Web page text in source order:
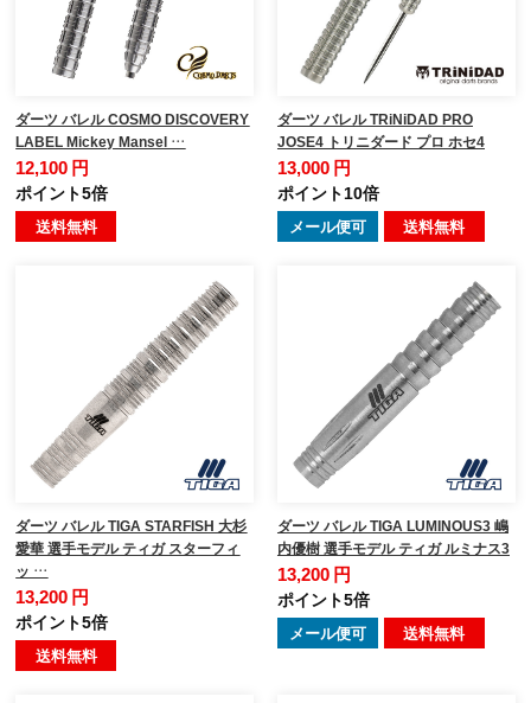
ダーツ バレル COSMO DISCOVERY
LABEL Mickey Mansel …
12,100 円
ポイント5倍
送料無料
ダーツ バレル TRiNiDAD PRO
JOSE4 トリニダード プロ ホセ4
13,000 円
ポイント10倍
メール便可 送料無料
ダーツ バレル TIGA STARFISH 大杉
愛華 選手モデル ティガ スターフィ
ッ …
13,200 円
ポイント5倍
送料無料
ダーツ バレル TIGA LUMINOUS3 嶋
内優樹 選手モデル ティガ ルミナス3
13,200 円
ポイント5倍
メール便可 送料無料